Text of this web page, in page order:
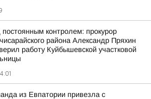
постоянным контролем: прокурор
района Александр Пряхин
работу Куйбышевской участковой
из Евпатории привезла с